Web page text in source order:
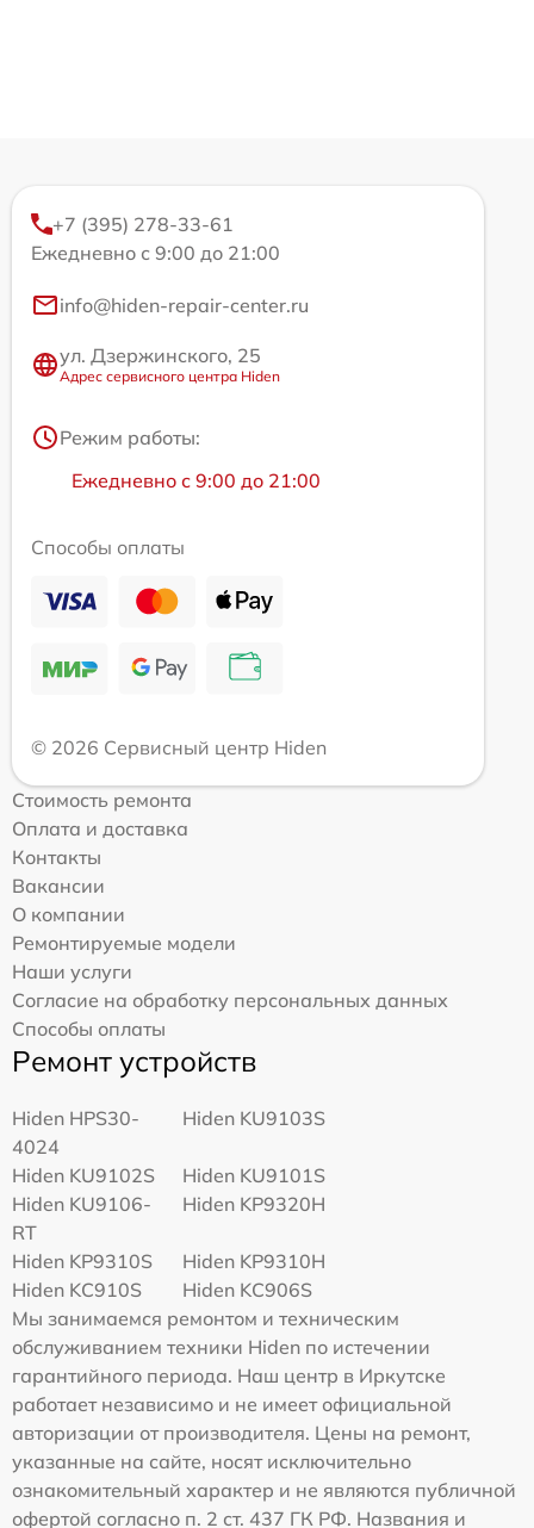
+7 (395) 278-33-61
Ежедневно с 9:00 до 21:00
info@hiden-repair-center.ru
ул. Дзержинского, 25
Адрес сервисного центра Hiden
Режим работы:
Ежедневно с 9:00 до 21:00
Способы оплаты
© 2026 Сервисный центр Hiden
Стоимость ремонта
Оплата и доставка
Контакты
Вакансии
О компании
Ремонтируемые модели
Наши услуги
Согласие на обработку персональных данных
Способы оплаты
Ремонт устройств
Hiden HPS30-
4024
Hiden KU9103S
Hiden KU9102S
Hiden KU9101S
Hiden KU9106-
RT
Hiden KP9320H
Hiden KP9310S
Hiden KP9310H
Hiden KC910S
Hiden KC906S
Мы занимаемся ремонтом и техническим
обслуживанием техники Hiden по истечении
гарантийного периода. Наш центр в Иркутске
работает независимо и не имеет официальной
авторизации от производителя. Цены на ремонт,
указанные на сайте, носят исключительно
ознакомительный характер и не являются публичной
офертой согласно п. 2 ст. 437 ГК РФ. Названия и